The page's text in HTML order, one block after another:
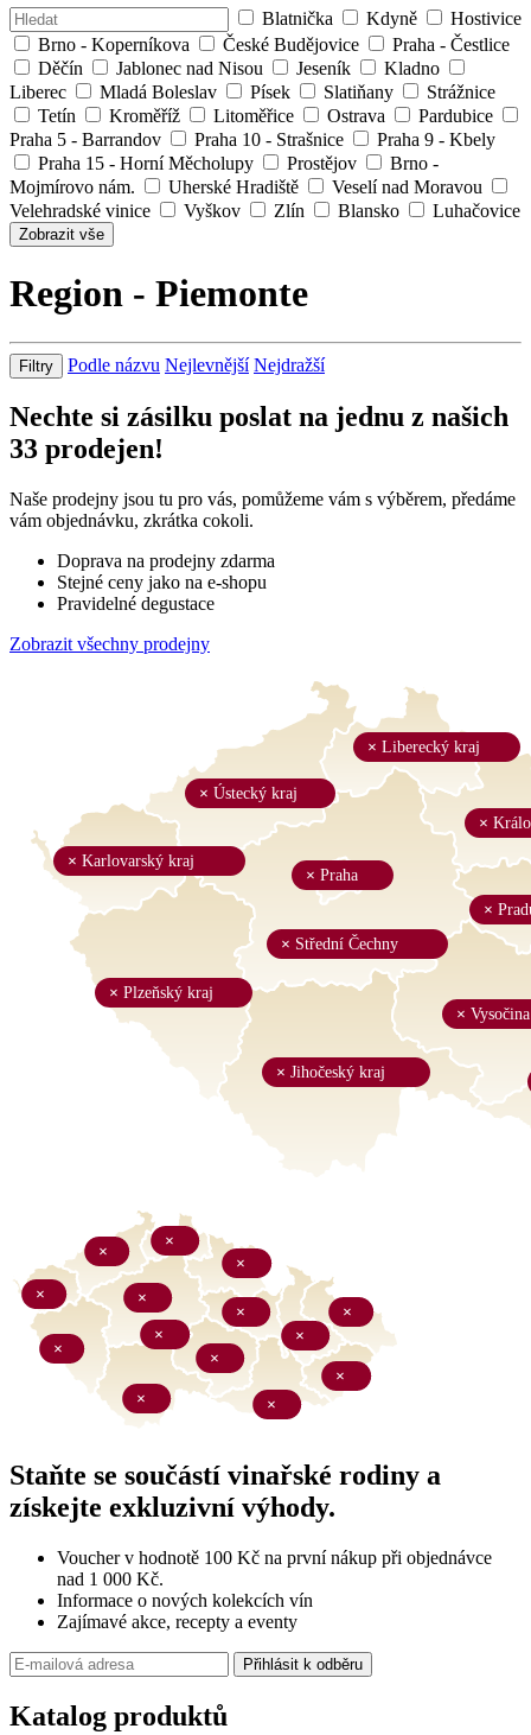
Blatnička Kdyně
Hostivice
Brno - Koperníkova
České Budějovice
Praha - Čestlice
Děčín
Jablonec nad Nisou Jeseník
Kladno
Liberec
Mladá Boleslav Písek Slatiňany
Strážnice
Tetín
Kroměříž Litoměřice Ostrava
Pardubice
Praha 5 - Barrandov
Praha 10 - Strašnice
Praha 9 - Kbely
Praha 15 - Horní Měcholupy
Prostějov
Brno -
Mojmírovo nám.
Uherské Hradiště
Veselí nad Moravou
Velehradské vinice
Vyškov Zlín Blansko Luhačovice
Zobrazit vše
Region - Piemonte
Filtry Podle názvu Nejlevnější Nejdražší
Nechte si zásilku poslat na jednu z našich
33 prodejen!
Naše prodejny jsou tu pro vás, pomůžeme vám s výběrem, předáme
vám objednávku, zkrátka cokoli.
Doprava na prodejny zdarma
Stejné ceny jako na e-shopu
Pravidelné degustace
Zobrazit všechny prodejny
Staňte se součástí vinařské rodiny a
získejte exkluzivní výhody.
Voucher v hodnotě 100 Kč na první nákup při objednávce
nad 1 000 Kč.
Informace o nových kolekcích vín
Zajímavé akce, recepty a eventy
Přihlásit k odběru
Katalog produktů